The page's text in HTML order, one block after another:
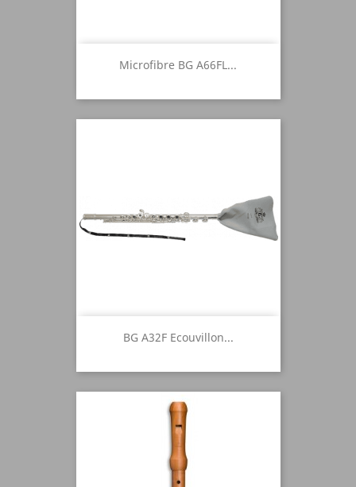
Microfibre BG A66FL...
BG A32F Ecouvillon...